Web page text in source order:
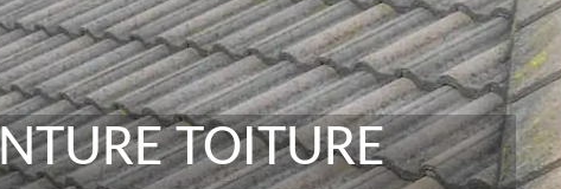
TOITURE